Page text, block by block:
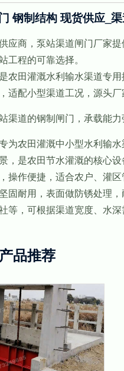
钢制结构 现货供应_
商，泵站渠道闸门厂家提
工程的可靠选择。
田灌溉水利输水渠道专用
适配小型渠道工况，源头
道的钢制闸门，承载能力
农田灌溉中小型水利输水
，是农田节水灌溉的核心
操作便捷，适合农户、灌
固耐用，表面做防锈处理
等，可根据渠道宽度、水
品推荐